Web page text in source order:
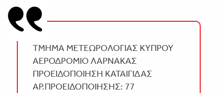
ΤΜΗΜΑ ΜΕΤΕΩΡΟΛΟΓΙΑΣ ΚΥΠΡΟΥ
ΑΕΡΟΔΡΟΜΙΟ ΛΑΡΝΑΚΑΣ
ΠΡΟΕΙΔΟΠΟΙΗΣΗ ΚΑΤΑΙΓΙΔΑΣ
ΑΡ.ΠΡΟΕΙΔΟΠΟΙΗΣΗΣ: 77